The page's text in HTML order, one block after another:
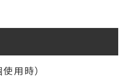
用時）